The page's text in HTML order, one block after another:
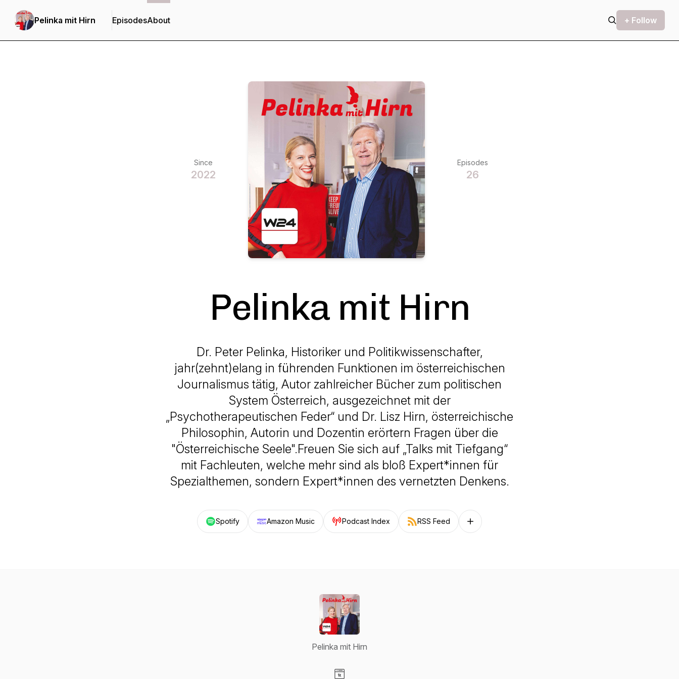
Pelinka mit Hirn EpisodesAbout + Follow
Since
2022
Episodes
26
Pelinka mit Hirn
Dr. Peter Pelinka, Historiker und Politikwissenschafter,
jahr(zehnt)elang in führenden Funktionen im österreichischen
Journalismus tätig, Autor zahlreicher Bücher zum politischen
System Österreich, ausgezeichnet mit der
„Psychotherapeutischen Feder“ und Dr. Lisz Hirn, österreichische
Philosophin, Autorin und Dozentin erörtern Fragen über die
"Österreichische Seele".Freuen Sie sich auf „Talks mit Tiefgang“
mit Fachleuten, welche mehr sind als bloß Expert*innen für
Spezialthemen, sondern Expert*innen des vernetzten Denkens.
Spotify Amazon Music Podcast Index RSS Feed Follow on other platforms
Pelinka mit Hirn